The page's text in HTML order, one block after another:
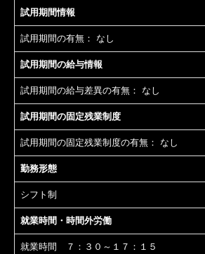
試用期間情報
試用期間の有無： なし
試用期間の給与情報
試用期間の給与差異の有無： なし
試用期間の固定残業制度
試用期間の固定残業制度の有無： なし
勤務形態
シフト制
就業時間・時間外労働
就業時間 ７：３０～１７：１５